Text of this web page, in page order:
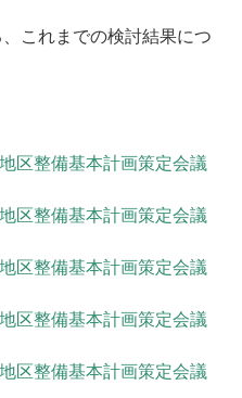
これまでの検討結果につ
区整備基本計画策定会議
区整備基本計画策定会議
区整備基本計画策定会議
区整備基本計画策定会議
区整備基本計画策定会議